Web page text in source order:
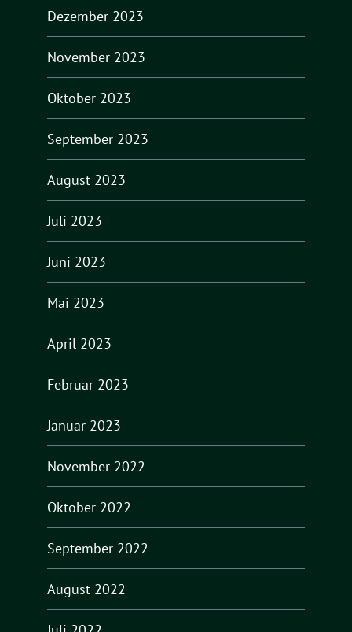
Dezember 2023
November 2023
Oktober 2023
September 2023
August 2023
Juli 2023
Juni 2023
Mai 2023
April 2023
Februar 2023
Januar 2023
November 2022
Oktober 2022
September 2022
August 2022